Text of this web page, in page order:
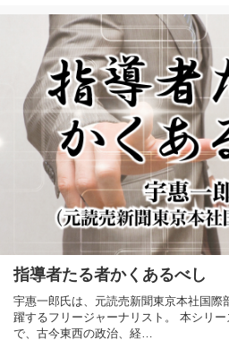
指導者たる者かくあるべし
宇惠一郎氏は、元読売新聞東京本社国際
躍するフリージャーナリスト。 本シリ
で、古今東西の政治、経…